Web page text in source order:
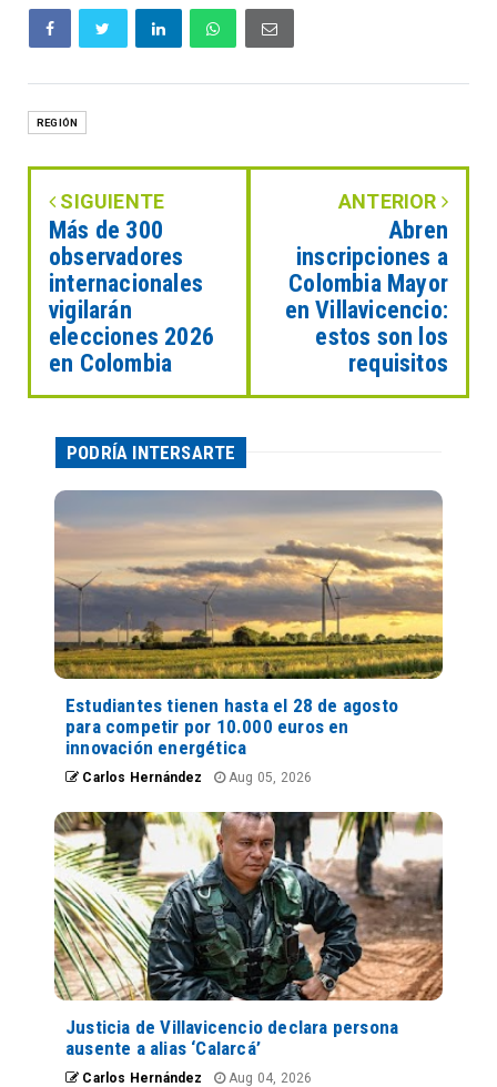
REGIÓN
SIGUIENTE
Más de 300
observadores
internacionales
vigilarán
elecciones 2026
en Colombia
ANTERIOR
Abren
inscripciones a
Colombia Mayor
en Villavicencio:
estos son los
requisitos
PODRÍA INTERSARTE
Estudiantes tienen hasta el 28 de agosto
para competir por 10.000 euros en
innovación energética
Carlos Hernández Aug 05, 2026
Justicia de Villavicencio declara persona
ausente a alias ‘Calarcá’
Carlos Hernández Aug 04, 2026